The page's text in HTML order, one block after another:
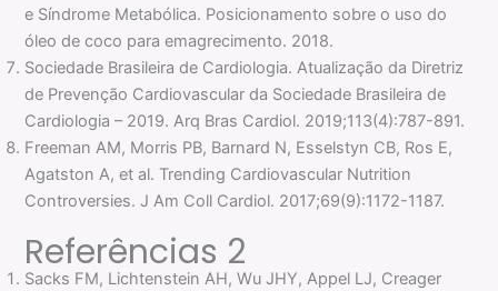
e Síndrome Metabólica. Posicionamento sobre o uso do
óleo de coco para emagrecimento. 2018.
Sociedade Brasileira de Cardiologia. Atualização da Diretriz
de Prevenção Cardiovascular da Sociedade Brasileira de
Cardiologia – 2019. Arq Bras Cardiol. 2019;113(4):787-891.
Freeman AM, Morris PB, Barnard N, Esselstyn CB, Ros E,
Agatston A, et al. Trending Cardiovascular Nutrition
Controversies. J Am Coll Cardiol. 2017;69(9):1172-1187.
Referências 2
Sacks FM, Lichtenstein AH, Wu JHY, Appel LJ, Creager